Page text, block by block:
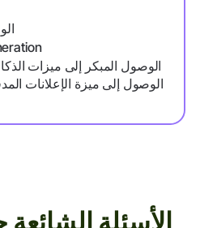
الوصول المبكر إلى ميزات
الوصول إلى ميزة الإعلانات